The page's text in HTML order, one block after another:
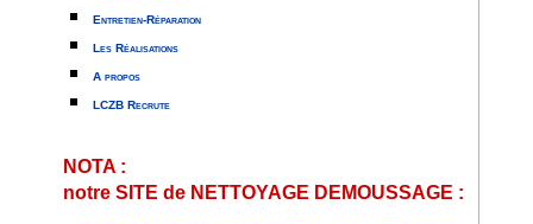
Entretien-Réparation
Les Réalisations
A propos
LCZB Recrute
NOTA :
notre SITE de NETTOYAGE DEMOUSSAGE :